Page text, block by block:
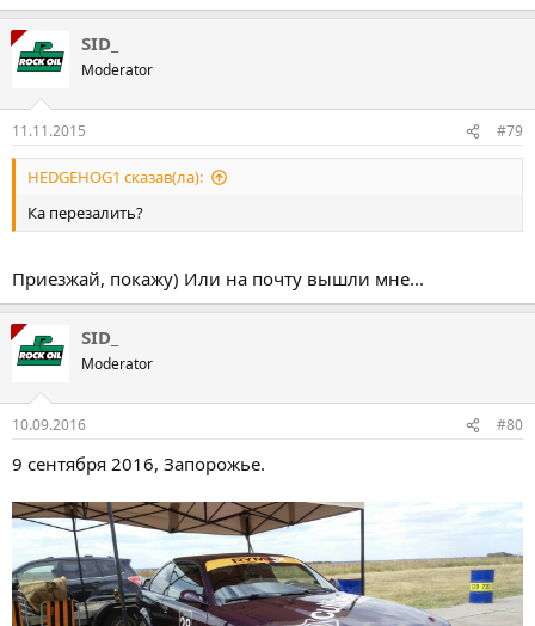
SID_
Moderator
11.11.2015 #79
HEDGEHOG1 сказав(ла):
Ка перезалить?
Приезжай, покажу) Или на почту вышли мне...
SID_
Moderator
10.09.2016 #80
9 сентября 2016, Запорожье.